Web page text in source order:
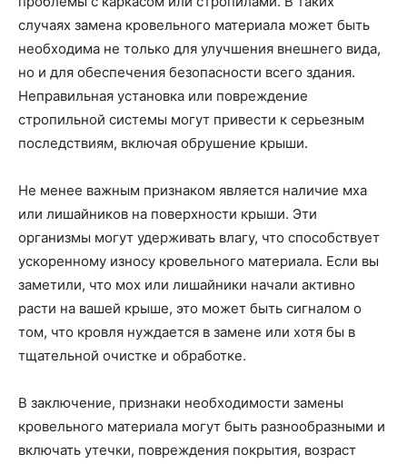
случаях замена кровельного материала может быть
необходима не только для улучшения внешнего вида,
но и для обеспечения безопасности всего здания.
Неправильная установка или повреждение
стропильной системы могут привести к серьезным
последствиям, включая обрушение крыши.
Не менее важным признаком является наличие мха
или лишайников на поверхности крыши. Эти
организмы могут удерживать влагу, что способствует
ускоренному износу кровельного материала. Если вы
заметили, что мох или лишайники начали активно
расти на вашей крыше, это может быть сигналом о
том, что кровля нуждается в замене или хотя бы в
тщательной очистке и обработке.
В заключение, признаки необходимости замены
кровельного материала могут быть разнообразными и
включать утечки, повреждения покрытия, возраст